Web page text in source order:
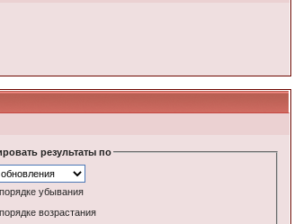
результаты по
убывания
возрастания